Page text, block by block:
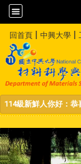
回首頁 | 中興大學 |
114級新鮮人你好：恭